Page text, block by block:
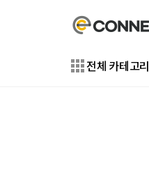
전체 카테고리